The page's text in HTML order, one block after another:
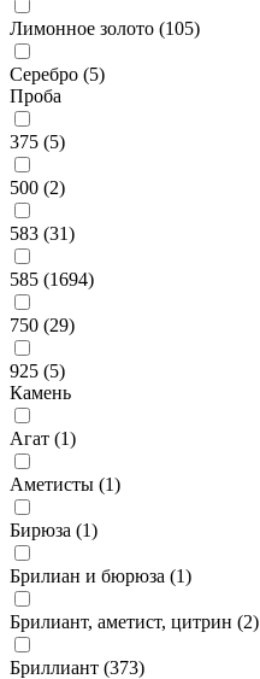
Лимонное золото (105)
Серебро (5)
Проба
375 (5)
500 (2)
583 (31)
585 (1694)
750 (29)
925 (5)
Камень
Агат (1)
Аметисты (1)
Бирюза (1)
Брилиан и бюрюза (1)
Брилиант, аметист, цитрин (2)
Бриллиант (373)